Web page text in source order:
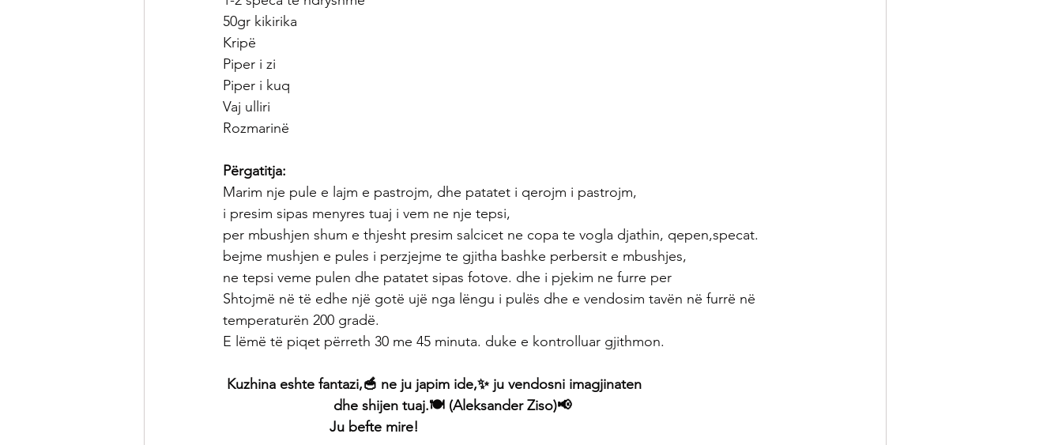
50gr kikirika
Kripë
Piper i zi
Piper i kuq
Vaj ulliri
Rozmarinë
Përgatitja:
Marim nje pule e lajm e pastrojm, dhe patatet i qerojm i pastrojm,
i presim sipas menyres tuaj i vem ne nje tepsi,
per mbushjen shum e thjesht presim salcicet ne copa te vogla djathin, qepen,specat.
bejme mushjen e pules i perzjejme te gjitha bashke perbersit e mbushjes,
ne tepsi veme pulen dhe patatet sipas fotove. dhe i pjekim ne furre per
Shtojmë në të edhe një gotë ujë nga lëngu i pulës dhe e vendosim tavën në furrë në
temperaturën 200 gradë.
E lëmë të piqet përreth 30 me 45 minuta. duke e kontrolluar gjithmon.
Kuzhina eshte fantazi,🥣 ne ju japim ide,✨ ju vendosni imagjinaten
                            dhe shijen tuaj.🍽 (Aleksander Ziso)📢
                           Ju befte mire!